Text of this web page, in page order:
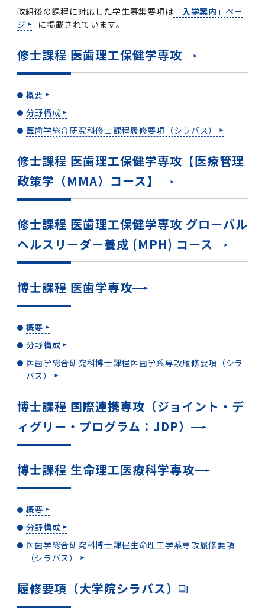
東京医科歯科大学の誓い
世界大学ランキング
理事･監事
役員会
経営協議会
教育研究評議会
学長選考・監察会議
大学紹介動画
キャンパスライフ編
留学制度編
多職種連携教育編
学長×医学部学生懇談
学長×歯学部学生懇談
東京医科歯科大学の歴史
統合報告書
広報誌
広報誌トップ
広報誌「Bloom! 医科歯科大」
英語版広報誌「TMDU ANNUAL NEWS」
学内向け広報誌「TMDUニュース」
医歯大ひろば
大学案内 【受験生向け】（冊子）
写真で綴る 東京医科歯科大学
写真で綴る 東京医科歯科大学トップ
第1回『学びの地』
第2回『教育 講義・実習の軌跡』
第3回『知と癒しの匠の創造者たち』
クラウドファンディング実施プロジェクト一覧
大学評価の制度についてトップ
概説
１．国立大学法人評価
２．大学認証評価
３．自己点検・評価
1-1．第４期中期目標・中期計画等について【6
年間】
1-1．第４期中期目標・中期計画等について【6
年間】トップ
第１期 中期目標・中期計画等について
第２期 中期目標・中期計画等について
第３期中期目標・中期計画等について
第3期】
1-2.年度計画・年度評価等について【第1期～
第3期】トップ
（第１期中期目標期間中）年度計画、年度評価
等について
（第２期中期目標期間中）年度計画・年度評価
等について
等について
2．認証評価
3．自己点検・評価
4．指定国立大学法人構想に関する進捗状況に
関連リンク先
四大学連合憲章等
四大学連合憲章等トップ
四大学連合憲章
「大学院学生の教育研究交流」に関する協定書
「大学院学生の教育研究交流」に関する実施細
目
に関する協定書
「複合領域コース」の履修者に係る「編入学」
複合領域コース(四大学共通)
複合領域コース(四大学共通)トップ
複合領域コースについて
各複合領域コースの概要
編入学制度について（複数学士号）
複合領域コース（東京医科歯科大学）
三大学連合（外部サイト）
医療管理政策学（MMA）コース（東京医科歯科
大学）
情報公開・個人情報トップ
情報公開制度
個人情報保護制度
統合報告書
法定公開情報
統計データ
土地・建物及び所在地／関係施設位置図
東京医科歯科大学規則集
その他の情報公開
研究不正の防止
会計監査人候補者の決定について
教育等の情報
動物実験等に関する情報
企業等からの資金提供状況の公表
女性活躍推進法による一般事業主行動計画
次世代育成支援対策推進法による一般事業主行
動計画
女性の活躍推進に向けた取り組み
東京医科歯科大学ＳＤＧｓ推進宣言
男性職員の育児休業等取得推進宣言
ダイバーシティ
ダイバーシティトップ
東京医科歯科大学ダイバーシティ＆インクルー
ジョン推進宣言等
ジョン推進宣言等トップ
東京医科歯科大学ダイバーシティ＆インクルー
ン
女性活躍推進法による一般事業主行動計画
次世代育成支援対策推進法による一般事業主行
動計画
女性の活躍推進に向けた取り組み
ダイバーシティ・インクルージョン室
わくわく保育園（学内保育施設）
障がいのある学生のサポートについて
コンプライアンス・ハラスメント
コンプライアンス・ハラスメントトップ
ハラスメントへの対応について
公益通報について
入試データ
これまでの学部入試変更点
ILA国府台
医学部
歯学部
生体材料工学研究所
難治疾患研究所
国際交流サイト
研究情報サイト
研究テーマ検索システム
学生生活などについてトップ
授業料・入学料・検定料
奨学金について
入学料・授業料の免除・徴収猶予について
アルバイトについて
学生寮について
アパート等の紹介
学生保険制度について
卒業後の進路データ
サークル紹介
大学祭
留学について
イベント
イベントトップ
オープンキャンパス
医学部医学科サマープログラム
歯学部サマープログラム
オンライン個別進学相談
地域特別枠推薦選抜説明会
入試説明会
キャンパス見学 ※現在は受け付けておりませ
ILA国府台 公開講座等のお知らせ
キャンパス紹介
資料請求
合格発表
試験問題及び解答例等の公表
保健衛生学研究科
FAQ
医歯学総合研究科博士課程 国際連携専攻（ジ
ョイント・ディグリープログラム：JDP）
過去の試験問題・入試データ
TOEFL-ITP試験結果（スコアレポート）の返
大学院入学希望者向け入試説明会
学費・入学金・奨学金についてトップ
入学料・授業料の免除・徴収猶予について
大学院医歯学総合研究科生体検査科学講座
研究テーマ検索システム
お問い合わせ
歯学部
生体材料工学研究所
大学院研究生
について
Call for Applications to Science Tokyo
Post-SPRING（MD）Program for the 2026
Academic Year by Eligible Students
(*Spring admission)
Call for Applications to Science Tokyo
SPRING（MD）Program for the 2025
Academic Year by Eligible Students
(*Autumn admission)
令和７年度（２０２５年度）総合知と癒しの次
世代フロントランナー育成プログラム（医歯学
系）「Science Tokyo SPRING (医歯学系)」
（旧TMDU卓越大学院生制度）対象学生（秋入
学対象）の募集について
Call for Applications to Science Tokyo
SPRING（MD）Program for the 2024
Academic Year by Eligible Students
(*Autumn admission)
令和６年度（２０２４年度）総合知と癒しの次
世代フロントランナー育成プログラム（医歯学
系）「Science Tokyo SPRING (医歯学系)」
（旧TMDU卓越大学院生制度）対象学生（秋入
学対象）の募集について
Call for Applications to TMDU-SPRING
Program (formerly the TMDU WISE
Program) for the 2024 Academic Year
令和6年度（2024年度）東京医科歯科大学
「TMDU-SPRING」対象学生の募集について
（※春入学対象）について
Call for Application to TMDU WISE
Programs (II) for the 2023 Academic Year
AI研究のための共創型エキスパート人材育成プ
ログラム 対象学生（TMDU-BOOST生）の募
集について
Call for Applications for the Clinician
for Academic Year 2026
教育要項（学部シラバス）
履修要項（大学院シラバス）
授業料・入学料・検定料
授業料・入学料・検定料トップ
入学料・授業料免除・徴収猶予について
(Admission & Tuition
奨学金について
入学料・授業料免除・徴収猶予について
(Admission & Tuition
Exemption/Deferment)
入学料・授業料免除・徴収猶予について
(Admission & Tuition
Exemption/Deferment)トップ
【2026年4月入学者】入学料免除・徴収猶予申
請について（Admission Fee
Exemption&Admission Fee Deferment）
「修学支援に対する相談窓口」を設置しまし
た。
高等教育の修学支援制度
奨学金について
日本学生支援機構
2025年度国立大学臨床検査学系博士後期課程
優秀賞募集について
学生生活サポート
学生生活サポートトップ
アパート等の紹介
国民年金について
学生相談窓口
ピアサポーター
証明書関係
教養部在学生
医学部在学生
歯学部在学生
附属学校在学生
障がいのある学生サポートトップ
修学上の支援について
学生相談支援室
応要領
困りごと対策貸出グッズ
文部科学省からのお知らせ
令和７年度（２０２５年度）新入生向けPC購
入推奨仕様書
令和６年度（２０２４年度）東京医科歯科大学
「研究者早期育成コース」採用決定通知書授与
式を行いました。
「研究者早期育成コース及び研究者養成コー
ス」採用決定通知書授与式を行いました。
令和４年度（２０２２年度）東京医科歯科大学
ス」採用決定通知書授与式を行いました。
各種支援制度
就職・キャリア支援トップ
在学生向け
在学生向けトップ
学校推薦・求人情報について
学内就職支援イベント
インターンシップ
就職支援サイトリンク集
就職支援ガイド
就職活動体験談について
OB・OG情報について
内定取り消しについて
進路届の提出について
新型コロナウイルス感染症に伴うお知らせ
卒業後の進路及び卒業者数
サークル・学園祭
お茶の水祭
施設利用トップ
保健管理センター
学生・女性支援センター
わくわく保育園
国立美術館キャンパスメンバーズ
ボランティア
情報システム
台風等の自然災害や交通機関運休による休講措
置（湯島地区）Class Cancellation Measures
due to Natural Disasters, such as
Typhoons, and Transportation
Cancellation (for the Yushima area)
新入学の大学院生へ To New Graduate
Students
大学院医歯学総合研究科
保健衛生学科 【看護学専攻】
歯学科
口腔保健学科【口腔保健工学専攻】
大学院医歯学総合研究科トップ
修士課程 医歯理工保健学専攻【医療管理政策
学（MMA）コース】
博士課程 生命理工医療科学専攻
大学院保健衛生学研究科
博士課程看護先進科学専攻
博士課程共同災害看護学専攻
らせ
ILA国府台担当教員一覧
修士課程 医歯理工保健学専攻
概要
分野構成
医歯学総合研究科修士課程履修要項（シラバ
ス）
修士課程 医歯理工保健学専攻 グローバルヘル
スリーダー養成 (MPH) コース
博士課程 医歯学専攻
博士課程 医歯学専攻トップ
概要
分野構成
医歯学総合研究科博士課程医歯学系専攻履修要
項（シラバス）
博士課程 国際連携専攻（ジョイント・ディグリ
博士課程 生命理工医療科学専攻
博士課程 生命理工医療科学専攻トップ
概要
分野構成
医歯学総合研究科博士課程生命理工学系専攻履
履修要項（大学院シラバス）
年報トップ
2024年（25.7MB）
2023年（49.5MB）
2022年（38.1 MB）
2021年（PDF：71.9 MB）
2020年 （PDF：67.8MB）
2019年 （PDF：71.7MB）
2018年 （PDF：83.3MB）
統合教育機構学務企画課
セミナー・特別講義
セミナー・特別講義トップ
2026年度
2025年度
2023年度
2024年度
2022年度
設置計画履行状況報告書
大学院保健衛生学研究科トップ
概要
組織
教育研究分野組織、指導教員研究内容
教育研究分野組織、指導教員研究内容トップ
看護先進科学専攻
履修要項（大学院シラバス）保健衛生学研究科
５大学災害看護コンソーシアム履修の手引き
設置計画履行状況報告書
年報
年報トップ
2024年（PDF：5.4MB）
2022年（PDF：53.8 MB）
2021年（PDF：4.5 MB）
2020年 （PDF：4.6MB）
2018年 （PDF：18.7MB）
寄附講座・寄附部門一覧
生体材料工学研究所
高等研究院
大学病院
大学病院トップ
医科（医系診療部門）
スポーツサイエンス機構
M&Dデータ科学センター
統合教育機構トップ
医学・歯学分野における数理・データサイエン
ス・AI教育開発事業
大学統合時の教育・学生生活について（受験生
向け）
Regarding education and student life after
the integration（For prospective
students）
大学統合時の教育・学生生活について（在学生
向け）
Regarding education and student life after
the integration (For current students)
教学IR関連公開情報
統合研究機構・統合イノベーション機構
統合研究機構・統合イノベーション機構トップ
統合イノベーション機構
医療ビッグデータによるトータル・ヘルスケア
オープンイノベーションセンター
ヘルスサイエンスR&Dセンター
研究基盤クラスター（統合研究機構）
研究基盤クラスター（統合研究機構）トップ
リサーチコアセンター
実験動物センター
先端医歯工学創成クラスター（統合研究機構）
先端医歯工学創成クラスター（統合研究機構）
トップ
統合研究機構から他部局へ異動したセンター
統合研究機構から他部局へ異動したセンタート
オープンイノベーションセンター
統合国際機構
門）
門）トップ
ITヘルプデスク（学内専用サイト）
ITセキュリティ部門（学内専用サイト）
学生支援・保健管理機構トップ
保健管理センター
環境安全管理室
環境安全管理室トップ
広報部
e-Rad 府省共通研究開発管理システム(外部サ
イト)
研究助成金
用)
GAPファンド等の公募
利益相反申告システム(学外利用時VPN必要)
臨床研究審査委員会申請システム
実験計画書のWeb申請システム(学外利用時
VPN必要)
各種実験手続き例(学内専用)
研究に必要な講習会等
ES細胞/iPS細胞を使用する実験(学内専用)
各種委員会関係(学内専用)
研究情報データベース
機関リポジトリ
研究テーマ検索
research map
プレスリリース
青い鳥広場(学内専用)
研究組織トップ
若手研究者支援センター（YISC）
重点研究領域
統合研究機構・統合イノベーション推進機構
オープンイノベーションセンター
各種センター
高等研究院
取り組み・規制
取り組み・規制トップ
研究不正の防止
研究不正等の公表について
剽窃チェックツール(学内専用)
安全保障輸出管理(学内専用)
利益相反
ついて
ヒトES細胞倫理審査委員会
利益相反に関する説明会資料(ダウンロード)(学
内専用)
研究大学強化促進事業に関する情報・評価
事務部
事務部トップ
各種お問い合わせ先(事務部)
アクセス 学内サイト EN
改組後の課程に対応した学生募集要項は 「入学案内 」ペー
ジ
に掲載されています。
修士課程 医歯理工保健学専攻
概要
分野構成
医歯学総合研究科修士課程履修要項（シラバス）
修士課程 医歯理工保健学専攻【医療管理
政策学（MMA）コース】
修士課程 医歯理工保健学専攻 グローバル
ヘルスリーダー養成 (MPH) コース
博士課程 医歯学専攻
概要
分野構成
医歯学総合研究科博士課程医歯学系専攻履修要項（シラ
バス）
博士課程 国際連携専攻（ジョイント・デ
ィグリー・プログラム：JDP）
博士課程 生命理工医療科学専攻
概要
分野構成
医歯学総合研究科博士課程生命理工学系専攻履修要項
（シラバス）
履修要項（大学院シラバス）